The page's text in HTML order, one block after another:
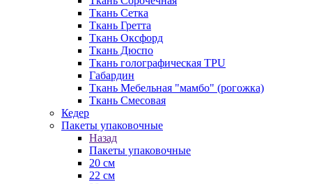
Ткань Сетка
Ткань Гретта
Ткань Оксфорд
Ткань Дюспо
Ткань голографическая TPU
Габардин
Ткань Мебельная "мамбо" (рогожка)
Ткань Смесовая
Кедер
Пакеты упаковочные
Назад
Пакеты упаковочные
20 см
22 см